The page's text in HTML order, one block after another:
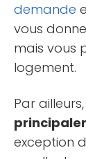
demande
vous
mais vous
logement.
Par ailleurs,
exception